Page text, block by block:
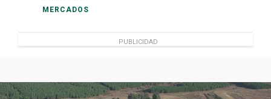
MERCADOS
PUBLICIDAD